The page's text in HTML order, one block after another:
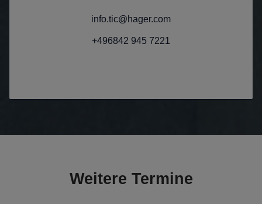
info.tic@hager.com
+496842 945 7221
Weitere Termine